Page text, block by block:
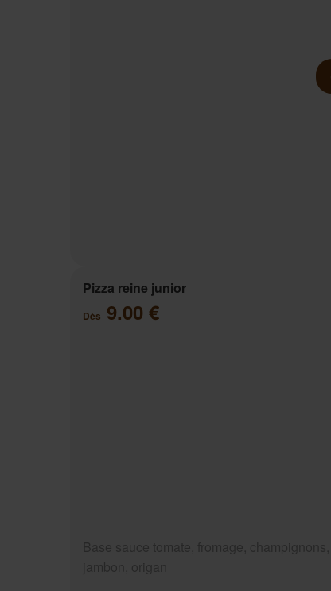
Pizza reine junior
Dès 9.00 €